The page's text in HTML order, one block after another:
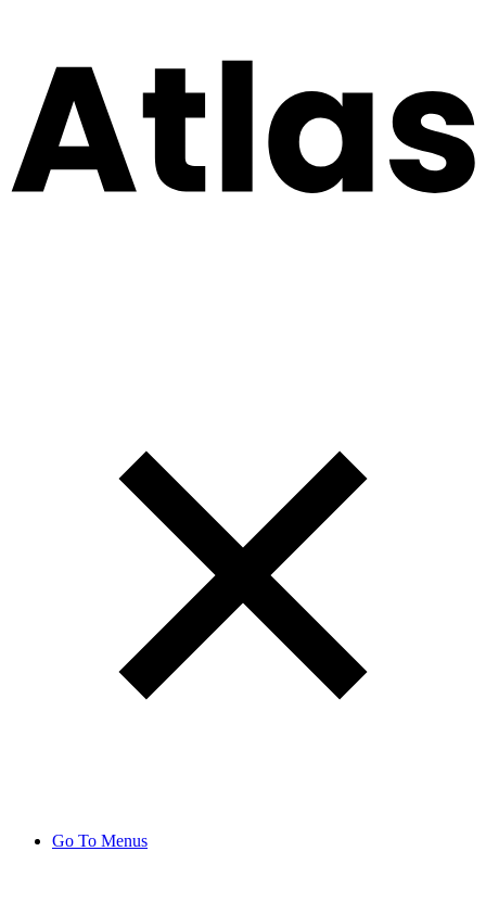
Go To Menus